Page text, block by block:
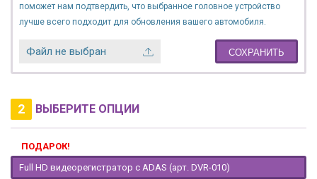
поможет нам подтвердить, что выбранное головное устройство
лучше всего подходит для обновления вашего автомобиля.
Файл не выбран СОХРАНИТЬ
2 ВЫБЕРИТЕ ОПЦИИ
ПОДАРОК!
Full HD видеорегистратор с ADAS (арт. DVR-010)